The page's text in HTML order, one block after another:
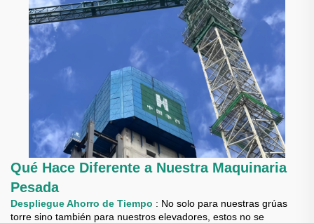
Qué Hace Diferente a Nuestra Maquinaria
Pesada
Despliegue Ahorro de Tiempo : No solo para nuestras grúas
torre sino también para nuestros elevadores, estos no se